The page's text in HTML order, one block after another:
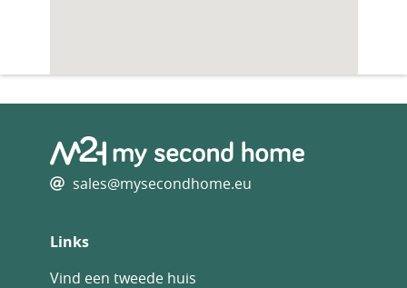
sales@mysecondhome.eu
Links
Vind een tweede huis